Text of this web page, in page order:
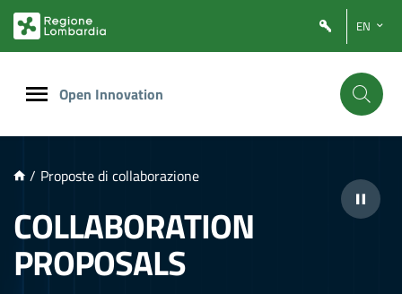
PRINCIPALE
EN
Open Innovation
/ Proposte di collaborazione
COLLABORATION
PROPOSALS